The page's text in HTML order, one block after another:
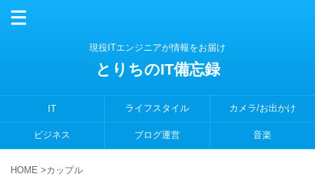
現役ITエンジニアが情報をお届け
とりちのIT備忘録
IT ライフスタイル カメラ/お出かけ
ビジネス ブログ運営 音楽
HOME > カップル